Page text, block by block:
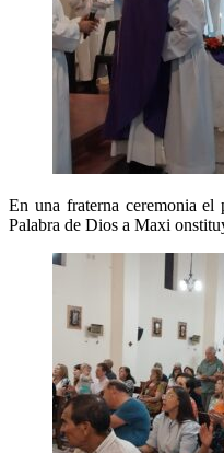
En una fraterna ceremonia
Palabra de Dios a Maxi